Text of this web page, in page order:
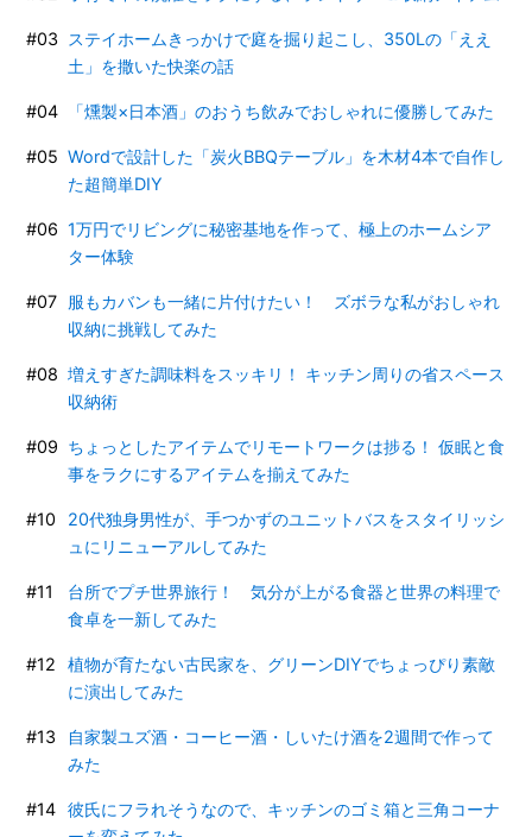
ステイホームきっかけで庭を掘り起こし、350Lの「ええ
土」を撒いた快楽の話
「燻製×日本酒」のおうち飲みでおしゃれに優勝してみた
Wordで設計した「炭火BBQテーブル」を木材4本で自作し
た超簡単DIY
1万円でリビングに秘密基地を作って、極上のホームシア
ター体験
服もカバンも一緒に片付けたい！ ズボラな私がおしゃれ
収納に挑戦してみた
増えすぎた調味料をスッキリ！ キッチン周りの省スペース
収納術
ちょっとしたアイテムでリモートワークは捗る！ 仮眠と食
事をラクにするアイテムを揃えてみた
20代独身男性が、手つかずのユニットバスをスタイリッシ
ュにリニューアルしてみた
台所でプチ世界旅行！ 気分が上がる食器と世界の料理で
食卓を一新してみた
植物が育たない古民家を、グリーンDIYでちょっぴり素敵
に演出してみた
自家製ユズ酒・コーヒー酒・しいたけ酒を2週間で作って
みた
彼氏にフラれそうなので、キッチンのゴミ箱と三角コーナ